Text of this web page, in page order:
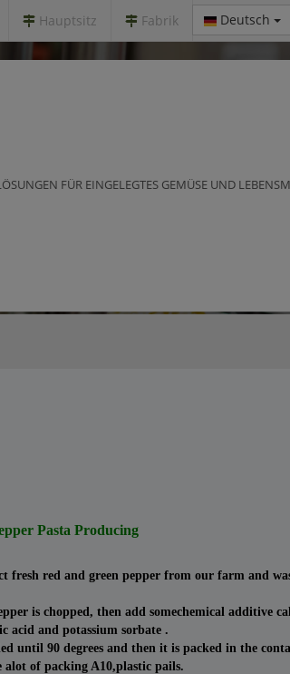
Hauptsitz Fabrik Deutsch
FÜR EINGELEGTES GEMÜSE UND
Pasta Producing
fresh red and green pepper from our farm and
is chopped, then add somechemical additive
acid and potassium sorbate .
until 90 degrees and then it is packed in the
alot of packing A10,plastic pails.